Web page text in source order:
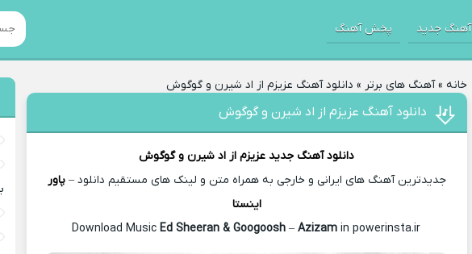
آهنگ جدید پخش آهنگ
خانه »آهنگ های برتر » دانلود آهنگ عزیزم از اد شیرن و گوگوش
دانلود آهنگ عزیزم از اد شیرن و گوگوش
دانلود آهنگ جدید عزیزم از اد شیرن و گوگوش
جدیدترین آهنگ های ایرانی و خارجی به همراه متن و لینک های مستقیم دانلود –پاور
اینستا
Ed Sheeran & Googoosh –Azizamin powerinsta.ir